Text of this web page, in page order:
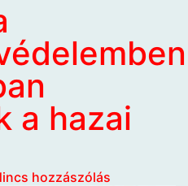
a hazai
hozzászólás